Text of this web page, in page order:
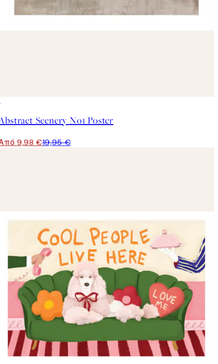
Scenery No1 Poster
9,98 €19,95 €